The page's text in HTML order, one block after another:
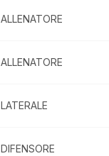
ALLENATORE
ALLENATORE
LATERALE
DIFENSORE